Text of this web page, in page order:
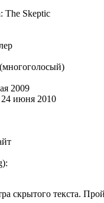
The Skeptic
2009
24 июня 2010
скрытого текста.